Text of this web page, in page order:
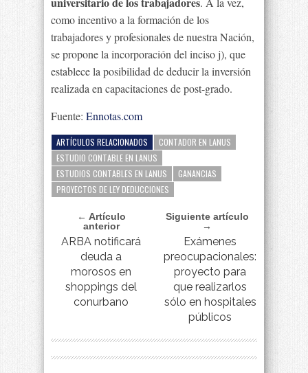
como incentivo a la formación de los
trabajadores y profesionales de nuestra Nación,
se propone la incorporación del inciso j), que
establece la posibilidad de deducir la inversión
realizada en capacitaciones de post-grado.
Fuente: Ennotas.com
ARTÍCULOS RELACIONADOS
CONTADOR EN LANUS
ESTUDIO CONTABLE EN LANUS
ESTUDIOS CONTABLES EN LANUS
GANANCIAS
PROYECTOS DE LEY DEDUCCIONES
← Artículo
anterior
ARBA notificará
deuda a
morosos en
shoppings del
conurbano
Siguiente artículo
→
Exámenes
preocupacionales:
proyecto para
que realizarlos
sólo en hospitales
públicos